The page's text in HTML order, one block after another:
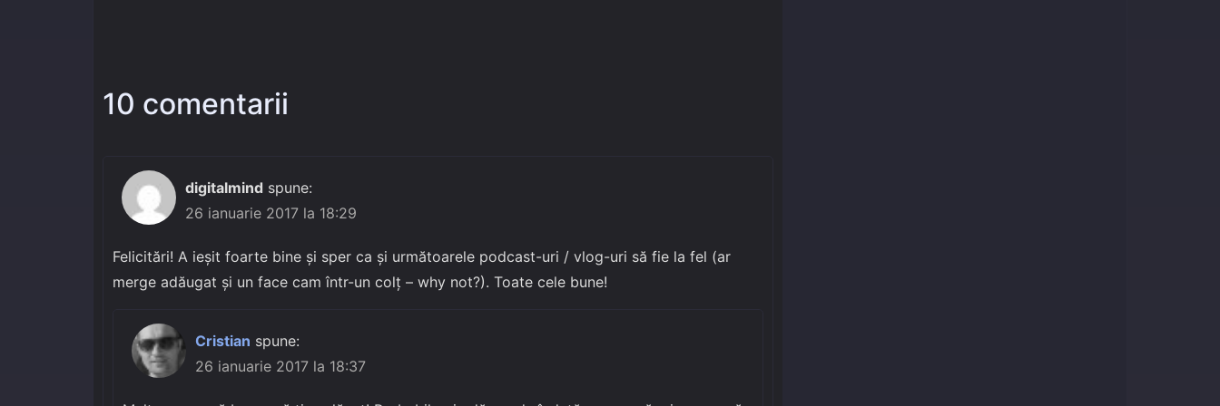
10 comentarii
digitalmind spune:
26 ianuarie 2017 la 18:29
Felicitări! A ieșit foarte bine și sper ca și următoarele podcast-uri / vlog-uri să fie la fel (ar
merge adăugat și un face cam într-un colț – why not?). Toate cele bune!
Cristian spune:
26 ianuarie 2017 la 18:37